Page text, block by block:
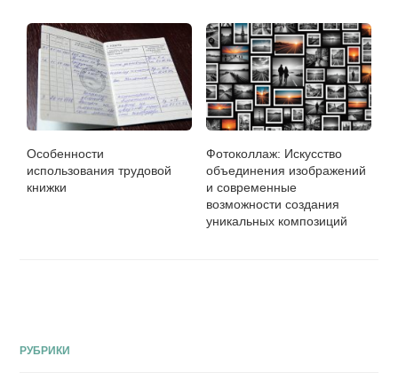
Особенности
использования трудовой
книжки
Фотоколлаж: Искусство
объединения изображений
и современные
возможности создания
уникальных композиций
РУБРИКИ